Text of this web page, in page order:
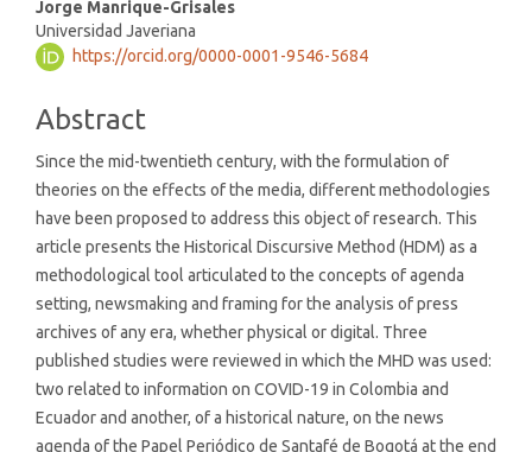
Main
Article
Content
Jorge Manrique-Grisales
Universidad Javeriana
https://orcid.org/0000-0001-9546-5684
Abstract
Since the mid-twentieth century, with the formulation of
theories on the effects of the media, different methodologies
have been proposed to address this object of research. This
article presents the Historical Discursive Method (HDM) as a
methodological tool articulated to the concepts of agenda
setting, newsmaking and framing for the analysis of press
archives of any era, whether physical or digital. Three
published studies were reviewed in which the MHD was used:
two related to information on COVID-19 in Colombia and
Ecuador and another, of a historical nature, on the news
agenda of the Papel Periódico de Santafé de Bogotá at the end